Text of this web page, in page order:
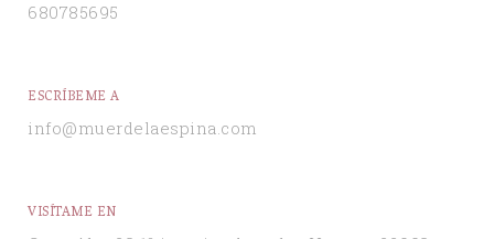
680785695
ESCRÍBEME A
info@muerdelaespina.com
VISÍTAME EN